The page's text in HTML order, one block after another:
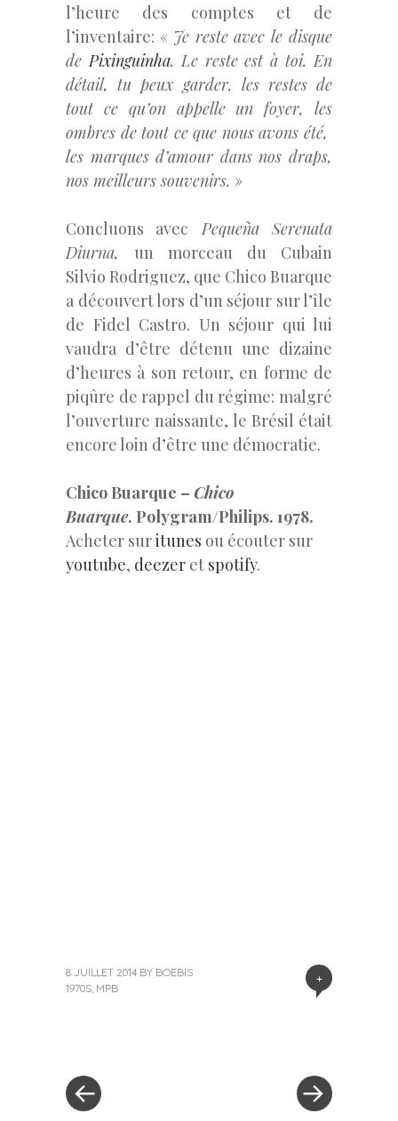
l’heure des comptes et de
l’inventaire: « Je reste avec le disque
de Pixinguinha. Le reste est à toi. En
détail, tu peux garder, les restes de
tout ce qu’on appelle un foyer, les
ombres de tout ce que nous avons été,
les marques d’amour dans nos draps,
nos meilleurs souvenirs. »
Concluons avec Pequeña Serenata
Diurna, un morceau du Cubain
Silvio Rodriguez, que Chico Buarque
a découvert lors d’un séjour sur l’île
de Fidel Castro. Un séjour qui lui
vaudra d’être détenu une dizaine
d’heures à son retour, en forme de
piqûre de rappel du régime: malgré
l’ouverture naissante, le Brésil était
encore loin d’être une démocratie.
Chico Buarque – Chico
Buarque. Polygram/Philips. 1978.
Acheter suritunes ou écouter sur
youtube, deezer et spotify.
+
8 JUILLET 2014 BY BOEBIS
1970S MPB